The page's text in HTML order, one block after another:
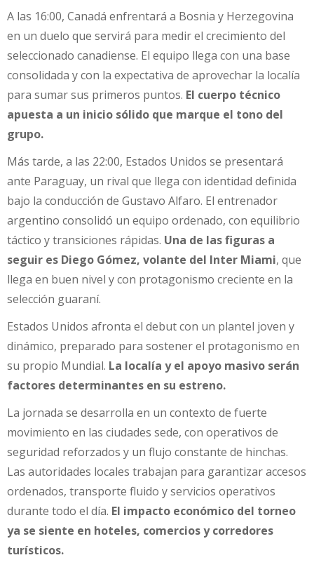
A las 16:00, Canadá enfrentará a Bosnia y Herzegovina
en un duelo que servirá para medir el crecimiento del
seleccionado canadiense. El equipo llega con una base
consolidada y con la expectativa de aprovechar la localía
para sumar sus primeros puntos. El cuerpo técnico
apuesta a un inicio sólido que marque el tono del
grupo.
Más tarde, a las 22:00, Estados Unidos se presentará
ante Paraguay, un rival que llega con identidad definida
bajo la conducción de Gustavo Alfaro. El entrenador
argentino consolidó un equipo ordenado, con equilibrio
táctico y transiciones rápidas. Una de las figuras a
seguir es Diego Gómez, volante del Inter Miami, que
llega en buen nivel y con protagonismo creciente en la
selección guaraní.
Estados Unidos afronta el debut con un plantel joven y
dinámico, preparado para sostener el protagonismo en
su propio Mundial. La localía y el apoyo masivo serán
factores determinantes en su estreno.
La jornada se desarrolla en un contexto de fuerte
movimiento en las ciudades sede, con operativos de
seguridad reforzados y un flujo constante de hinchas.
Las autoridades locales trabajan para garantizar accesos
ordenados, transporte fluido y servicios operativos
durante todo el día. El impacto económico del torneo
ya se siente en hoteles, comercios y corredores
turísticos.